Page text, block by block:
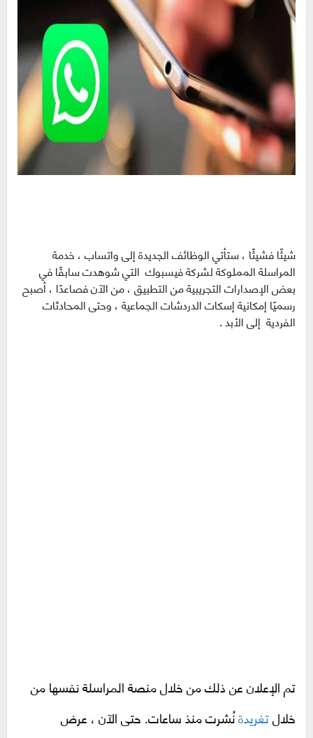
شيئًا فشيئًا ، ستأتي الوظائف الجديدة إلى واتساب ، خدمة
المراسلة المملوكة لشركة فيسبوك التي شوهدت سابقًا في
بعض الإصدارات التجريبية من التطبيق ، من الآن فصاعدًا ، أصبح
رسميًا إمكانية إسكات الدردشات الجماعية ، وحتى المحادثات
الفردية إلى الأبد .
تم الإعلان عن ذلك من خلال منصة المراسلة نفسها من
خلالتغريدةنُشرت منذ ساعات. حتى الآن ، عرض